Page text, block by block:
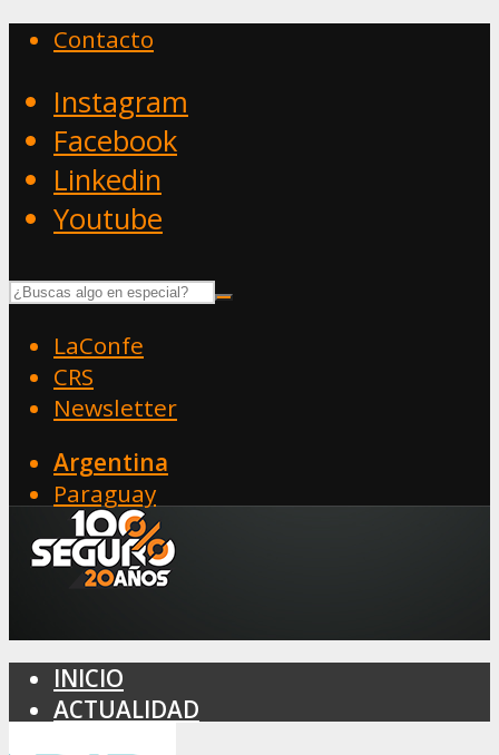
Contacto
Instagram
Facebook
Linkedin
Youtube
LaConfe
CRS
Newsletter
Argentina
Paraguay
INICIO
ACTUALIDAD